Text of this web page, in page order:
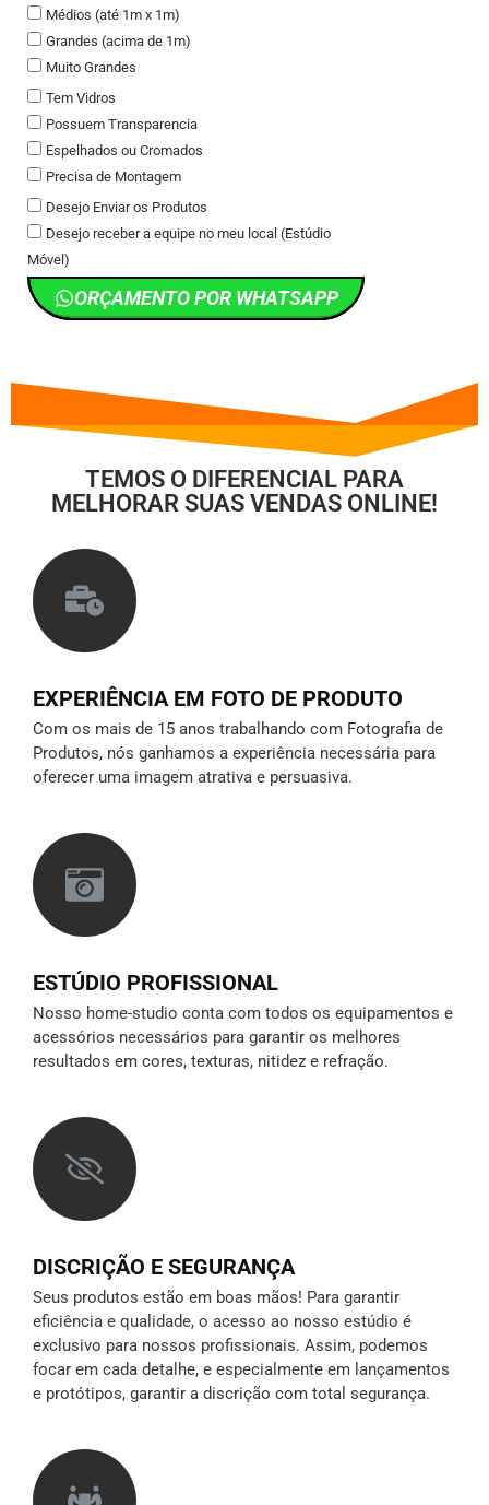
Médios (até 1m x 1m)
Grandes (acima de 1m)
Muito Grandes
Tem Vidros
Possuem Transparencia
Espelhados ou Cromados
Precisa de Montagem
Desejo Enviar os Produtos
Desejo receber a equipe no meu local (Estúdio
Móvel)
ORÇAMENTO POR WHATSAPP
TEMOS O DIFERENCIAL PARA
MELHORAR SUAS VENDAS ONLINE!
EXPERIÊNCIA EM FOTO DE PRODUTO
Com os mais de 15 anos trabalhando com Fotografia de
Produtos, nós ganhamos a experiência necessária para
oferecer uma imagem atrativa e persuasiva.
ESTÚDIO PROFISSIONAL
Nosso home-studio conta com todos os equipamentos e
acessórios necessários para garantir os melhores
resultados em cores, texturas, nitidez e refração.
DISCRIÇÃO E SEGURANÇA
Seus produtos estão em boas mãos! Para garantir
eficiência e qualidade, o acesso ao nosso estúdio é
exclusivo para nossos profissionais. Assim, podemos
focar em cada detalhe, e especialmente em lançamentos
e protótipos, garantir a discrição com total segurança.